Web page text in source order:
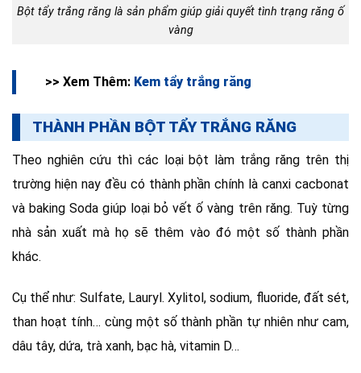
Bột tẩy trắng răng là sản phẩm giúp giải quyết tình trạng răng ố
vàng
>> Xem Thêm: Kem tẩy trắng răng
THÀNH PHẦN BỘT TẨY TRẮNG RĂNG
Theo nghiên cứu thì các loại bột làm trắng răng trên thị
trường hiện nay đều có thành phần chính là canxi cacbonat
và baking Soda giúp loại bỏ vết ố vàng trên răng. Tuỳ từng
nhà sản xuất mà họ sẽ thêm vào đó một số thành phần
khác.
Cụ thể như: Sulfate, Lauryl. Xylitol, sodium, fluoride, đất sét,
than hoạt tính… cùng một số thành phần tự nhiên như cam,
dâu tây, dứa, trà xanh, bạc hà, vitamin D…